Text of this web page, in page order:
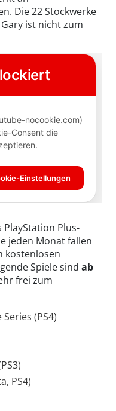
Die 22 Stockwerke
ist nicht zum
PlayStation Plus-
jeden Monat fallen
kostenlosen
Spiele sind ab
frei zum
(PS4)
PS4)